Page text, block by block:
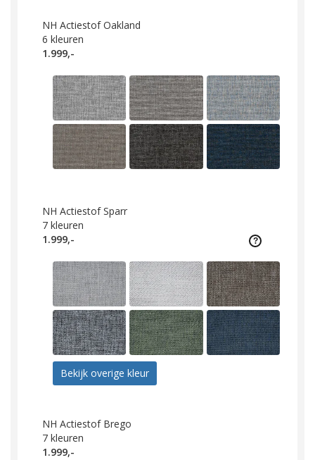
NH Actiestof Oakland
6 kleuren
1.999,-
NH Actiestof Sparr
7 kleuren
1.999,-
Bekijk overige kleur
NH Actiestof Brego
7 kleuren
1.999,-